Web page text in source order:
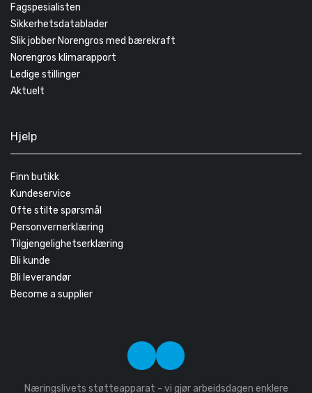
Fagspesialisten
Sikkerhetsdatablader
Slik jobber Norengros med bærekraft
Norengros klimarapport
Ledige stillinger
Aktuelt
Hjelp
Finn butikk
Kundeservice
Ofte stilte spørsmål
Personvernerklæring
Tilgjengelighetserklæring
Bli kunde
Bli leverandør
Become a supplier
Næringslivets støtteapparat - vi gjør arbeidsdagen enklere